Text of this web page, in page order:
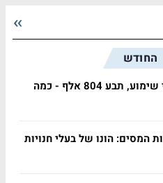
החודש
פוטר אחרי 29 שנה בלי שימוע, תבע 804 אלף - כמה
המסים: הונו של בעלי חנויות